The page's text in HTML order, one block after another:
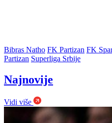
Bibras Natho FK Partizan FK
Partizan Superliga Srbije
Najnovije
Vidi više